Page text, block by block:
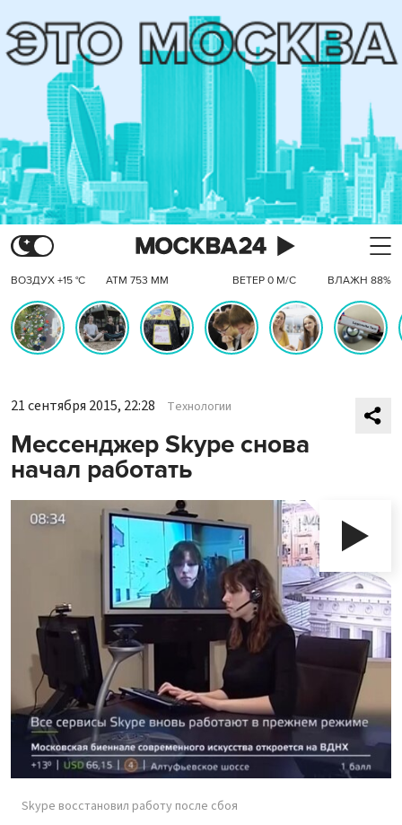
ВОЗДУХ +15 °C АТМ 753 ММ ВЕТЕР 0 М/С ВЛАЖН 88%
21 сентября 2015, 22:28 Технологии
Мессенджер Skype снова
начал работать
Skype восстановил работу после сбоя